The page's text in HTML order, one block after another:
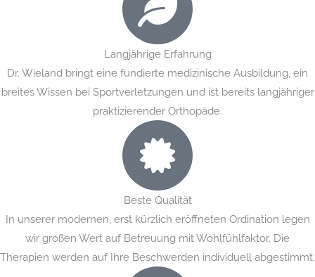
Langjährige Erfahrung
Dr. Wieland bringt eine fundierte medizinische Ausbildung, ein
breites Wissen bei Sportverletzungen und ist bereits langjähriger
praktizierender Orthopäde.
Beste Qualität
In unserer modernen, erst kürzlich eröffneten Ordination legen
wir großen Wert auf Betreuung mit Wohlfühlfaktor. Die
Therapien werden auf Ihre Beschwerden individuell abgestimmt.